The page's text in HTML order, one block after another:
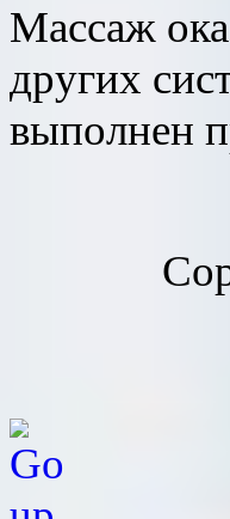
Массаж
других
выполнен